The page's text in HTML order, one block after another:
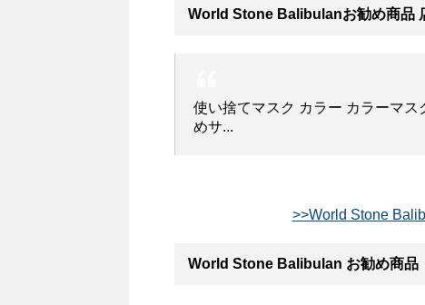
World Stone Balibulanお勧め商品
使い捨てマスク カラー カラーマ
めサ...
>>World Stone
World Stone Balibulan お勧め商品